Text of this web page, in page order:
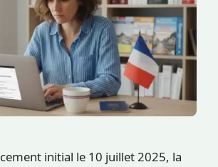
initial le 10 juillet 2025, la